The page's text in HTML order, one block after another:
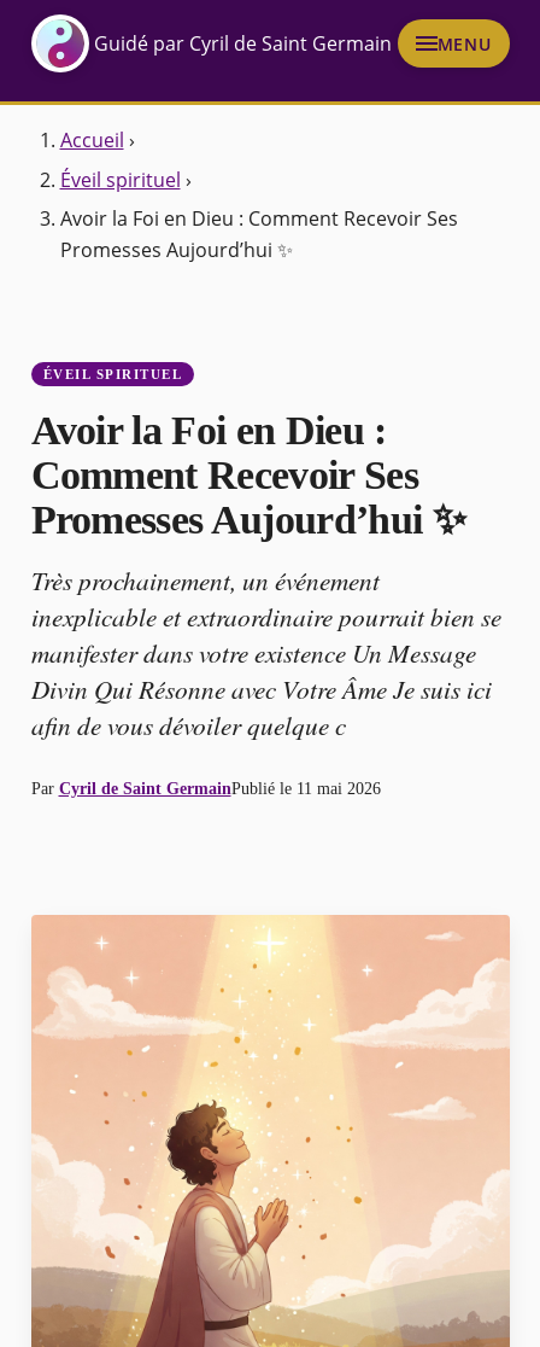
Guidé par Cyril de Saint Germain MENU
Accueil ›
Éveil spirituel ›
Avoir la Foi en Dieu : Comment Recevoir Ses
Promesses Aujourd’hui ✨
ÉVEIL SPIRITUEL
Avoir la Foi en Dieu :
Comment Recevoir Ses
Promesses Aujourd’hui ✨
Très prochainement, un événement
inexplicable et extraordinaire pourrait bien se
manifester dans votre existence Un Message
Divin Qui Résonne avec Votre Âme Je suis ici
afin de vous dévoiler quelque c
Par Cyril de Saint GermainPublié le 11 mai 2026